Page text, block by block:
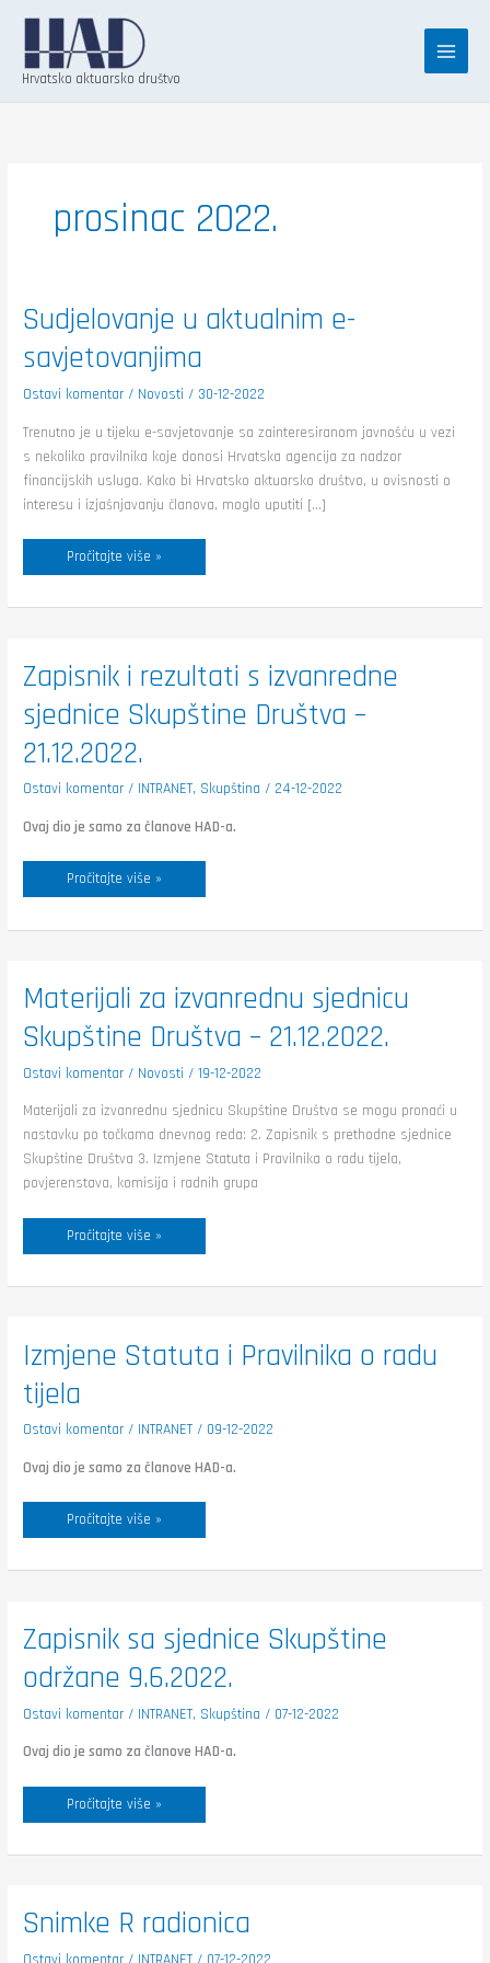
content
Hrvatsko aktuarsko društvo
prosinac 2022.
Sudjelovanje u aktualnim e-
savjetovanjima
Ostavi komentar / Novosti / 30-12-2022
Trenutno je u tijeku e-savjetovanje sa zainteresiranom javnošću u vezi
s nekoliko pravilnika koje donosi Hrvatska agencija za nadzor
financijskih usluga. Kako bi Hrvatsko aktuarsko društvo, u ovisnosti o
interesu i izjašnjavanju članova, moglo uputiti […]
Sudjelovanje
u
aktualnim
e-
savjetovanjima
Pročitajte više »
Zapisnik i rezultati s izvanredne
sjednice Skupštine Društva –
21.12.2022.
Ostavi komentar / INTRANET, Skupština / 24-12-2022
Ovaj dio je samo za članove HAD-a.
Zapisnik
i
rezultati
s
izvanredne
Skupštine
Društva
–
21.12.2022.
Pročitajte više »
Materijali za izvanrednu sjednicu
Skupštine Društva – 21.12.2022.
Ostavi komentar / Novosti /19-12-2022
Materijali za izvanrednu sjednicu Skupštine Društva se mogu pronaći u
nastavku po točkama dnevnog reda: 2. Zapisnik s prethodne sjednice
Skupštine Društva 3. Izmjene Statuta i Pravilnika o radu tijela,
povjerenstava, komisija i radnih grupa
Materijali
za
izvanrednu
sjednicu
Skupštine
Društva
–
Pročitajte više »
Izmjene Statuta i Pravilnika o radu
tijela
Ostavi komentar / INTRANET / 09-12-2022
Ovaj dio je samo za članove HAD-a.
Izmjene
Statuta
i
Pravilnika
o
tijela
Pročitajte više »
Zapisnik sa sjednice Skupštine
održane 9.6.2022.
Ostavi komentar / INTRANET, Skupština / 07-12-2022
Ovaj dio je samo za članove HAD-a.
Zapisnik
sa
sjednice
Skupštine
održane
Pročitajte više »
Snimke R radionica
Snimke
R
K
t